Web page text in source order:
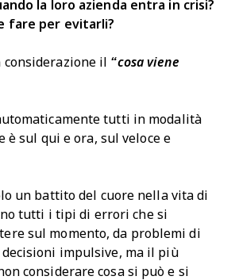
la loro azienda entra in crisi?
fare per evitarli?
il “cosa viene
tutti in modalità
è sul qui e ora, sul veloce e
un battito del cuore nella vita di
tutti i tipi di errori che si
sul momento, da problemi di
decisioni impulsive, ma il più
considerare cosa si può e si